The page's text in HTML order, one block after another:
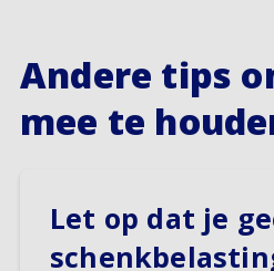
Andere tips
mee te
Let op dat je